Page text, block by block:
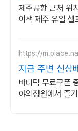
되는 일상속추
제주공항 근처 위
이색 제주 유일 셀
https://
지금 주변 신상
된 핫플!별점
버터턱 무료쿠폰
야외정원에서 즐